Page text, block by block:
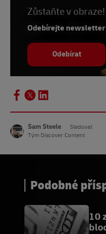
7 Forbes
NiemanLab
Google
12 Rychlá rota
14
AdAge
15Cranfield School of
16Forbes
18Nike
19Amazonie
20Organizace
Zůstaňte v obraze!
Odebírejte newsletter
Odebírat
Sam Steele
Sledovat
Tým Discover Content
Podobné
10